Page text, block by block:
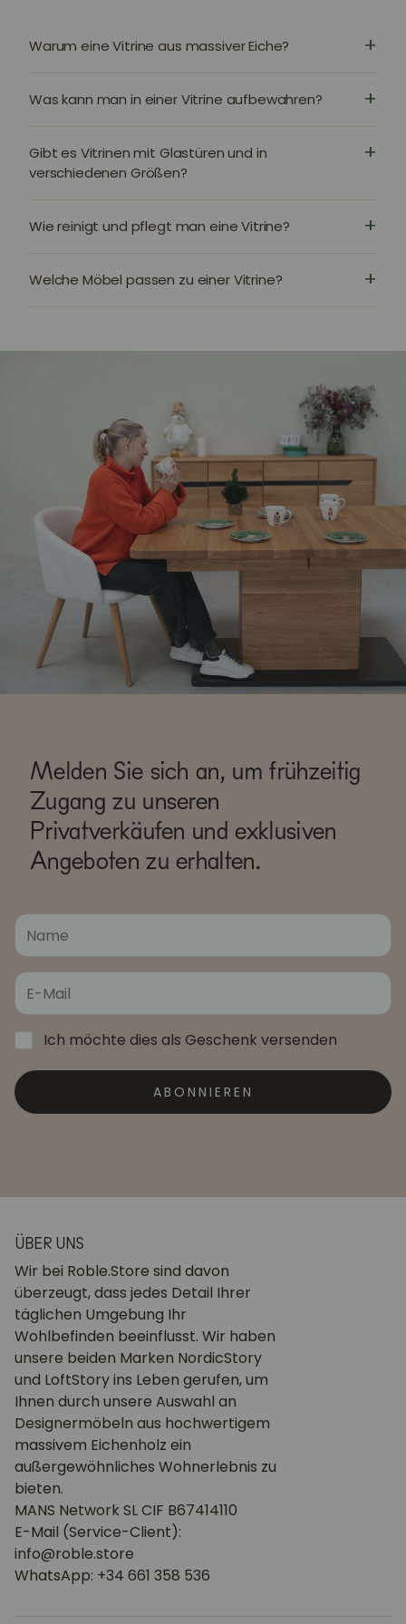
Warum eine Vitrine aus massiver Eiche?
Was kann man in einer Vitrine aufbewahren?
Gibt es Vitrinen mit Glastüren und in
verschiedenen Größen?
Wie reinigt und pflegt man eine Vitrine?
Welche Möbel passen zu einer Vitrine?
Melden Sie sich an, um frühzeitig
Zugang zu unseren
Privatverkäufen und exklusiven
Angeboten zu erhalten.
Ich möchte dies als Geschenk versenden
ABONNIEREN
ÜBER UNS
Wir bei Roble.Store sind davon
überzeugt, dass jedes Detail Ihrer
täglichen Umgebung Ihr
Wohlbefinden beeinflusst. Wir haben
unsere beiden Marken NordicStory
und LoftStory ins Leben gerufen, um
Ihnen durch unsere Auswahl an
Designermöbeln aus hochwertigem
massivem Eichenholz ein
außergewöhnliches Wohnerlebnis zu
bieten.
MANS Network SL CIF B67414110
E-Mail (Service-Client):
info@roble.store
WhatsApp: +34 661 358 536